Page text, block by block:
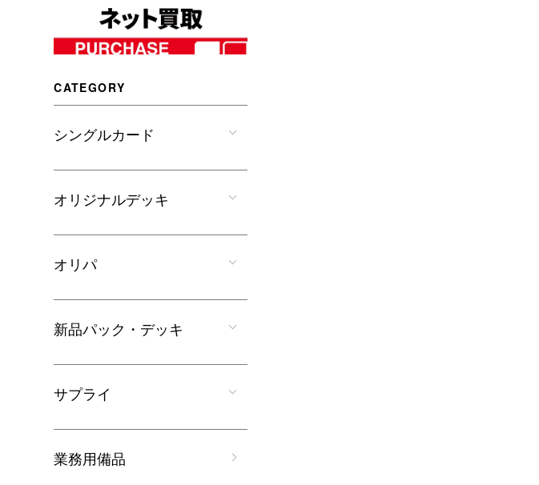
CATEGORY
シングルカード
オリジナルデッキ
オリパ
新品パック・デッキ
サプライ
業務用備品